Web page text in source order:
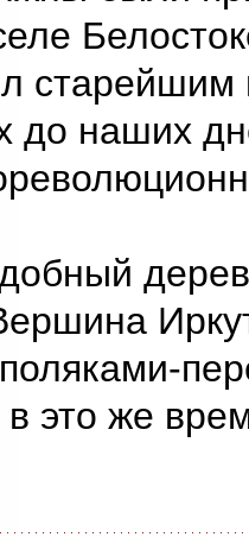
старейшим
наших
это же